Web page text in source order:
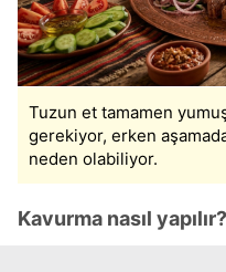
Tuzun et tamamen
gerekiyor, erken
neden olabiliyor.
Kavurma nasıl yapılır?